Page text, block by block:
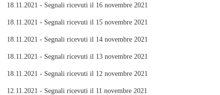
18.11.2021 - Segnali ricevuti il 16 novembre 2021
18.11.2021 - Segnali ricevuti il 15 novembre 2021
18.11.2021 - Segnali ricevuti il 14 novembre 2021
18.11.2021 - Segnali ricevuti il 13 novembre 2021
18.11.2021 - Segnali ricevuti il 12 novembre 2021
12.11.2021 - Segnali ricevuti il 11 novembre 2021